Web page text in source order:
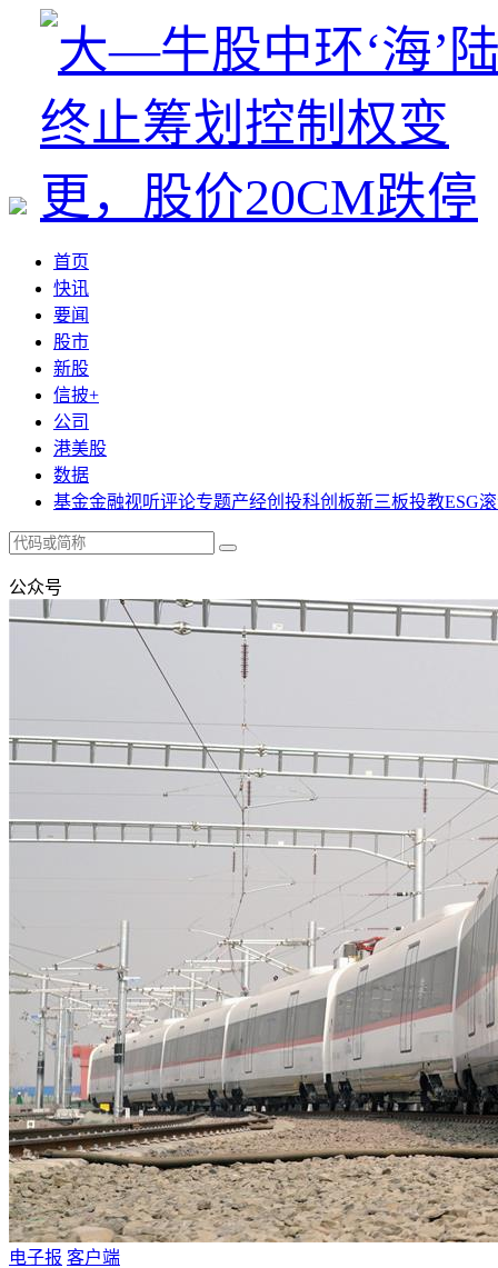
首页
快讯
要闻
股市
新股
信披+
公司
港美股
数据
基金金融视听评论专题产经创投科创板新三板投教ESG
公众号
电子报 客户端